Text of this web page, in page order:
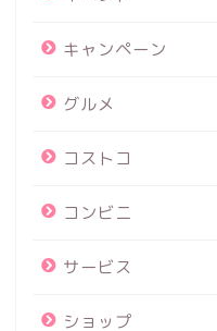
キャンペーン
グルメ
コストコ
コンビニ
サービス
ショップ